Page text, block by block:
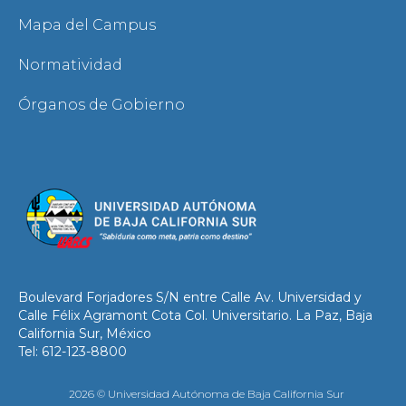
Mapa del Campus
Normatividad
Órganos de Gobierno
Boulevard Forjadores S/N entre Calle Av. Universidad y
Calle Félix Agramont Cota Col. Universitario. La Paz, Baja
California Sur, México
Tel: 612-123-8800
2026 © Universidad Autónoma de Baja California Sur